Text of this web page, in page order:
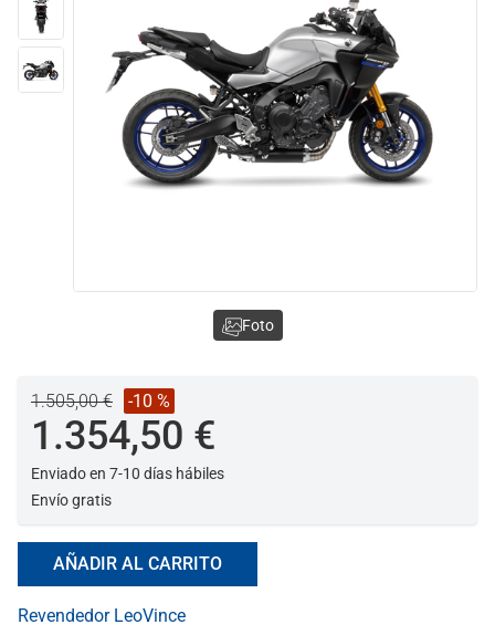
1.505,00 € -10 %
1.354,50 €
Enviado en 7-10 días hábiles
Envío gratis
AÑADIR AL CARRITO
Revendedor LeoVince
Foto